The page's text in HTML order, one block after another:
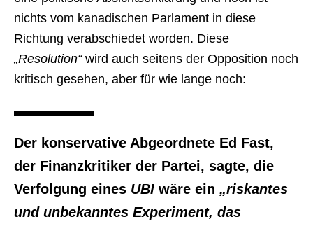
nichts vom kanadischen Parlament in diese
Richtung verabschiedet worden. Diese
„Resolution“wird auch seitens der Opposition noch
kritisch gesehen, aber für wie lange noch:
Der konservative Abgeordnete Ed Fast,
der Finanzkritiker der Partei, sagte, die
Verfolgung eines UBI wäre ein „riskantes
und unbekanntes Experiment, das